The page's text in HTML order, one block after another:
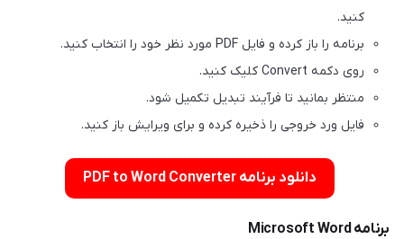
کنید.
برنامه را باز کرده و فایل PDF مورد نظر خود را انتخاب کنید.
روی دکمه Convert کلیک کنید.
منتظر بمانید تا فرآیند تبدیل تکمیل شود.
فایل ورد خروجی را ذخیره کرده و برای ویرایش باز کنید.
دانلود برنامه PDF to Word Converter
برنامه Microsoft Word